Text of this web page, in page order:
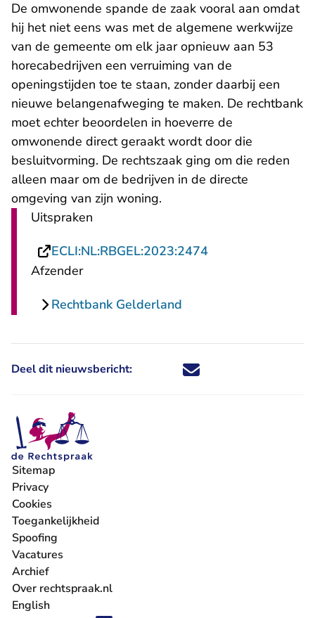
De omwonende spande de zaak vooral aan omdat
hij het niet eens was met de algemene werkwijze
van de gemeente om elk jaar opnieuw aan 53
horecabedrijven een verruiming van de
openingstijden toe te staan, zonder daarbij een
nieuwe belangenafweging te maken. De rechtbank
moet echter beoordelen in hoeverre de
omwonende direct geraakt wordt door die
besluitvorming. De rechtszaak ging om die reden
alleen maar om de bedrijven in de directe
omgeving van zijn woning.
Uitspraken
ECLI:NL:RBGEL:2023:2474- U verlaat
Afzender
Rechtbank Gelderland
Deel dit nieuwsbericht: Deel dit nieuwsbericht via X -
Deel dit nieuwsbericht via
Deel dit nieuwsbericht
Deel dit
Sitemap
Privacy
Cookies
Toegankelijkheid
Spoofing
Vacatures
- U verlaat Rechtspraak.nl
Archief
Over rechtspraak.nl
English